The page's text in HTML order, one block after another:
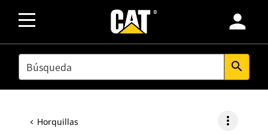
person
SEARCH search
Horquillas more_vert